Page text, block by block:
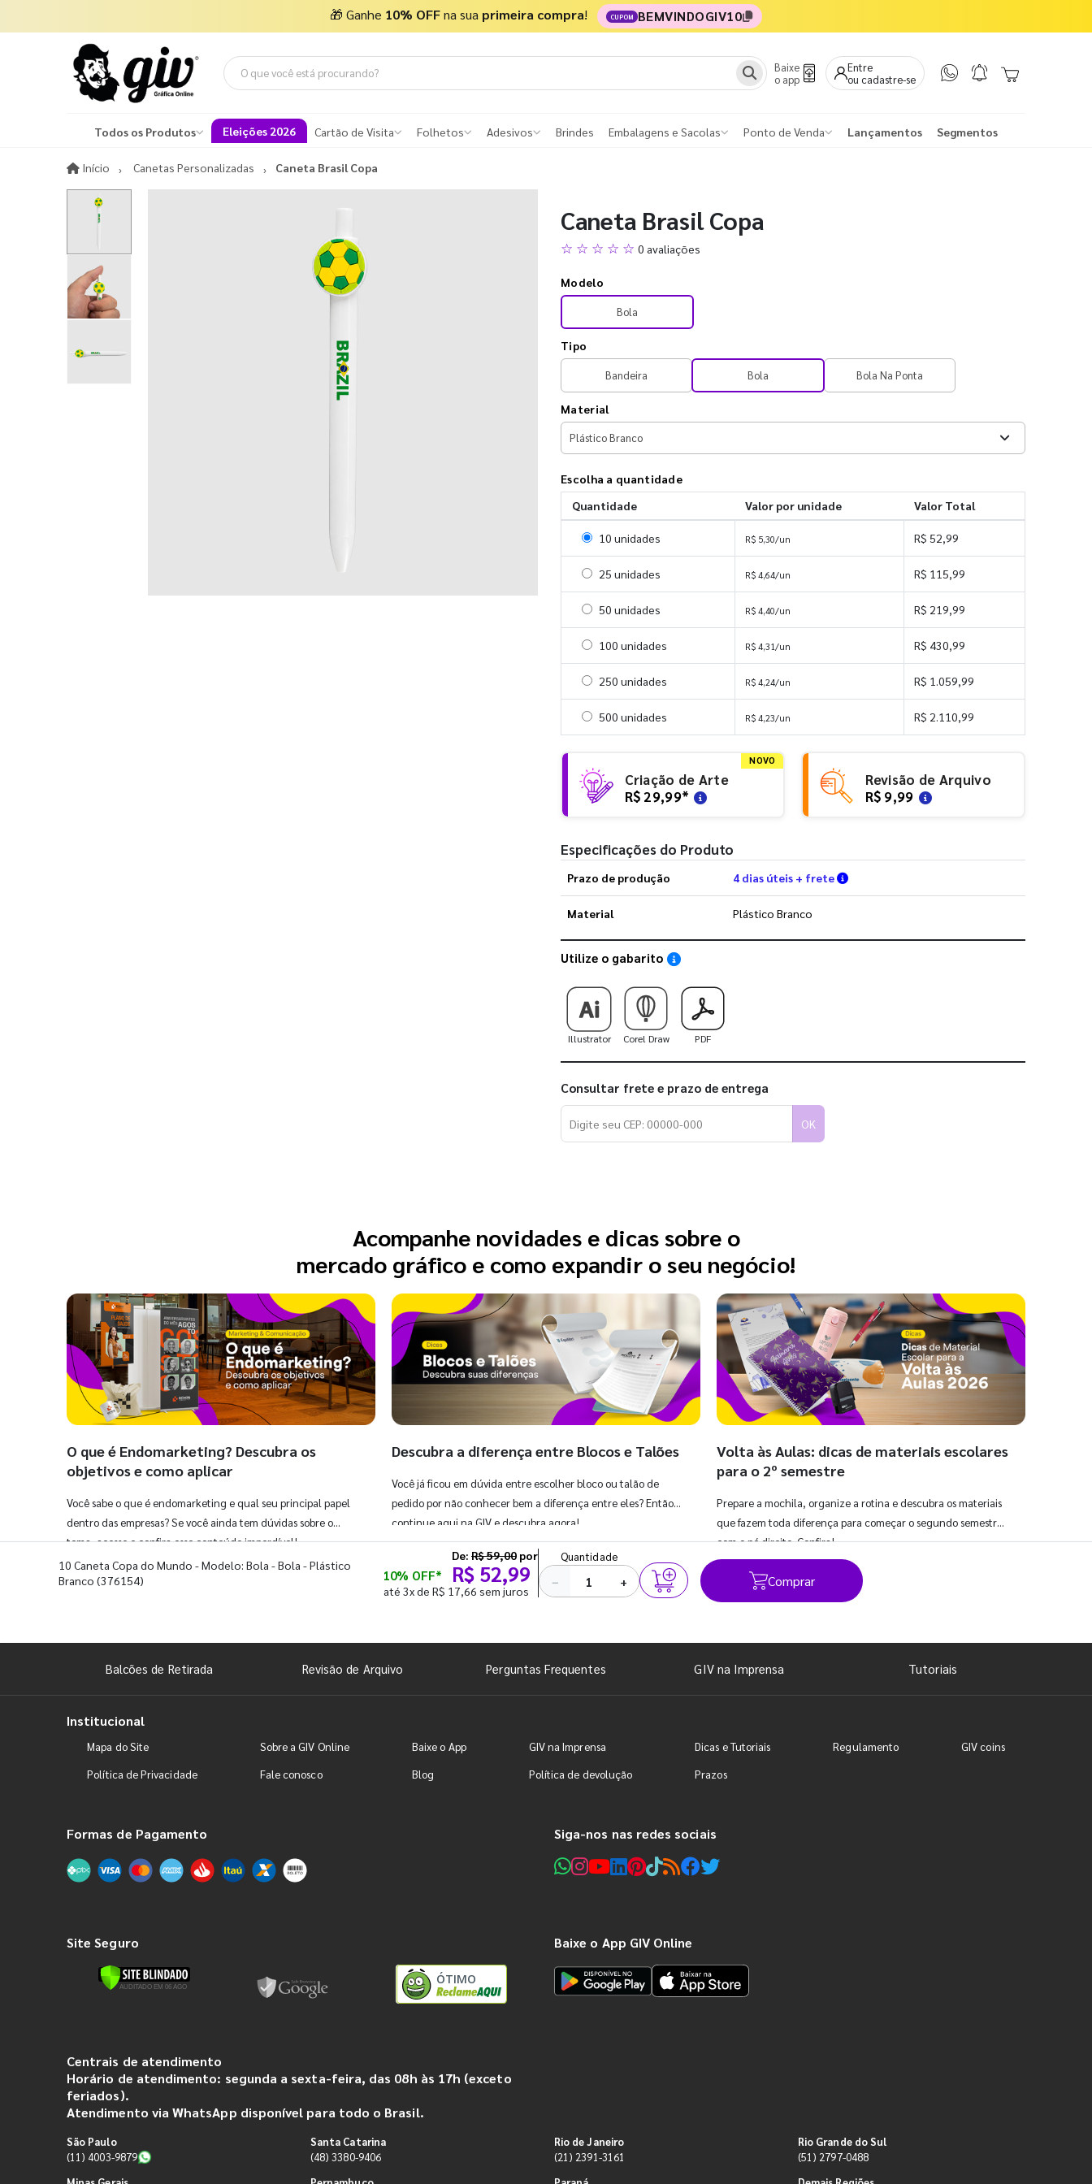
🎁 Ganhe 10% OFFna sua primeira compra! CUPOM BEMVINDOGIV10
Baixe
o app
Entre
ou cadastre-se
Todos os Produtos Eleições 2026 Cartão de Visita Folhetos Adesivos Brindes Embalagens e Sacolas Ponto de Venda Lançamentos Segmentos
Início InícioCanetas Personalizadas Caneta Brasil Copa
Caneta Brasil Copa
☆ ☆ ☆ ☆ ☆ 0 avaliações
Modelo
Bola
Tipo
Bandeira Bola Bola Na Ponta
Material
Escolha a quantidade
Quantidade
Valor por unidade Valor Total
Selecionar 10 unidades
10 unidades R$ 5,30/un R$ 52,99
Selecionar 25 unidades
25 unidades R$ 4,64/un R$ 115,99
Selecionar 50 unidades
50 unidades R$ 4,40/un R$ 219,99
Selecionar 100 unidades
100 unidades R$ 4,31/un R$ 430,99
Selecionar 250 unidades
250 unidades R$ 4,24/un R$ 1.059,99
Selecionar 500 unidades
500 unidades R$ 4,23/un R$ 2.110,99
NOVO
Criação de Arte
R$ 29,99*
Revisão de Arquivo
R$ 9,99
Especificações do Produto
Prazo de produção 4 dias úteis + frete Verifique as condições de entrega
Material Plástico Branco
Utilize o gabarito Saiba como utilizar os nossos gabaritos
Illustrator Corel Draw PDF
Consultar frete e prazo de entrega
OK
Acompanhe novidades e dicas sobre o
mercado gráfico e como expandir o seu negócio!
O que é Endomarketing? Descubra os
objetivos e como aplicar
Você sabe o que é endomarketing e qual seu principal papel
dentro das empresas? Se você ainda tem dúvidas sobre o
tema, acesse e confira esse conteúdo imperdível!
Descubra a diferença entre Blocos e Talões
Você já ficou em dúvida entre escolher bloco ou talão de
pedido por não conhecer bem a diferença entre eles? Então,
continue aqui na GIV e descubra agora!
Volta às Aulas: dicas de materiais escolares
para o 2º semestre
Prepare a mochila, organize a rotina e descubra os materiais
que fazem toda diferença para começar o segundo semestre
com o pé direito. Confira!
10 Caneta Copa do Mundo - Modelo: Bola - Bola - Plástico
Branco (376154) 10% OFF*
De: R$ 59,00 por
R$ 52,99
até 3x de R$ 17,66 sem juros
Quantidade
− + Comprar
Balcões de Retirada Revisão de Arquivo Perguntas Frequentes GIV na Imprensa Tutoriais
Institucional
Mapa do Site Sobre a GIV Online Baixe o App GIV na Imprensa Dicas e Tutoriais Regulamento
GIV coins
Política de Privacidade
Fale conosco Blog Política de devolução Prazos
Formas de Pagamento Siga-nos nas redes sociais
Site Seguro
ÓTIMO
Baixe o App GIV Online
Centrais de atendimento
Horário de atendimento: segunda a sexta-feira, das 08h às 17h (exceto
feriados).
Atendimento via WhatsApp disponível para todo o Brasil.
São Paulo
(11) 4003-9879
Santa Catarina
(48) 3380-9406
Rio de Janeiro
(21) 2391-3161
Rio Grande do Sul
(51) 2797-0488